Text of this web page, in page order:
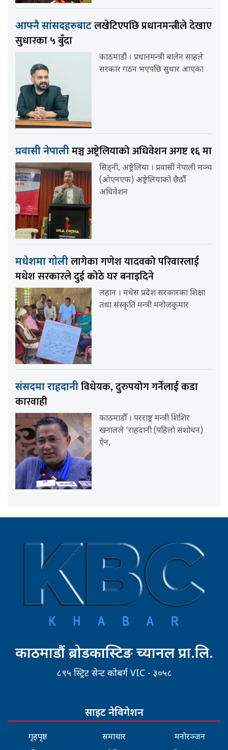
आफ्नै सांसदहरुबाटलखेटिएपछि प्रधानमन्त्रीले देखाए
सुधारका ५ बुँदा
काठमाडौं । प्रधानमन्त्री बालेन साहले
सरकार गठन भएपछि सुधार आएका
प्रवासी नेपालीमञ्च अष्ट्रेलियाको अधिवेशन अगष्ट १६ मा
सिड्नी, अष्ट्रेलिया । प्रवासी नेपाली मञ्च
(ओएनएफ) अष्ट्रेलियाको छैठौँ
अधिवेशन
मधेशमा गोलीलागेका गणेश यादवको परिवारलाई
मधेश सरकारले दुई कोठे घर बनाइदिने
लहान । मधेस प्रदेश सरकारका शिक्षा
तथा संस्कृति मन्त्री मनोजकुमार
संसदमा राहदानीविधेयक, दुरुपयोग गर्नेलाई कडा
कारवाही
काठमाडौँ । परराष्ट्र मन्त्री शिशिर
खनालले ‘राहदानी (पहिलो संशोधन)
ऐन,
काठमाडौं ब्रोडकास्टिङ च्यानल प्रा.लि.
८९५ स्ट्रिट सेन्ट कोबर्ग VIC - ३०५८
साइट नेविगेशन
गृहपृष्ठ
समाचार
मनोरञ्जन